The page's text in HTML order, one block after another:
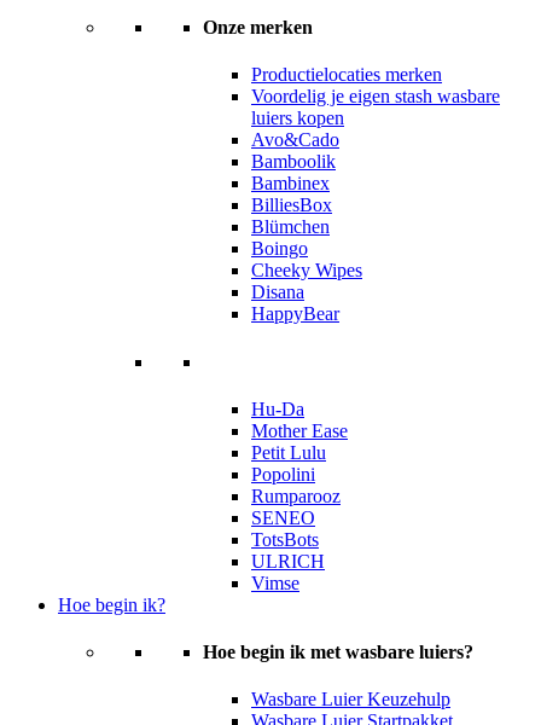
Onze merken
Productielocaties merken
Voordelig je eigen stash wasbare
luiers kopen
Avo&Cado
Bamboolik
Bambinex
BilliesBox
Blümchen
Boingo
Cheeky Wipes
Disana
HappyBear
Hu-Da
Mother Ease
Petit Lulu
Popolini
Rumparooz
SENEO
TotsBots
ULRICH
Vimse
Hoe begin ik?
Hoe begin ik met wasbare luiers?
Wasbare Luier Keuzehulp